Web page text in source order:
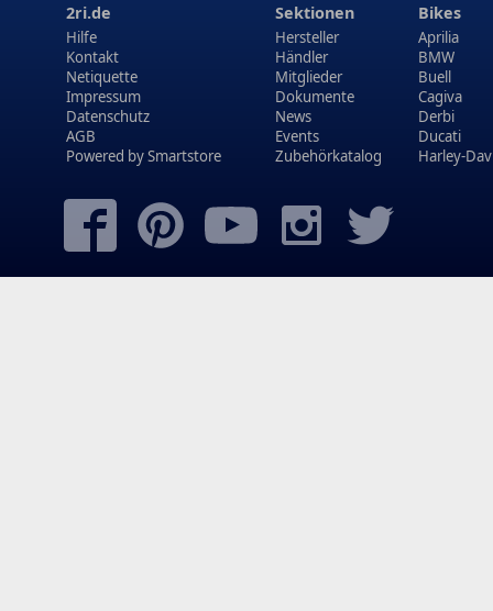
2ri.de
Hilfe
Kontakt
Netiquette
Impressum
Datenschutz
AGB
Powered bySmartstore
Sektionen
Hersteller
Händler
Mitglieder
Dokumente
News
Events
Zubehörkatalog
Bikes
Aprilia
BMW
Buell
Cagiva
Derbi
Ducati
Harley-